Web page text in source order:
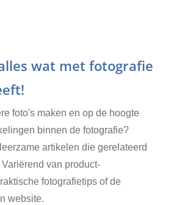
wat met fotografie
foto's maken en op de hoogte
binnen de fotografie?
artikelen die gerelateerd
van product-
fotografietips of de
website.